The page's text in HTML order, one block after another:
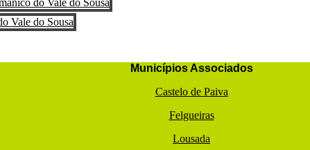
Municípios Associados
Castelo de Paiva
Felgueiras
Lousada